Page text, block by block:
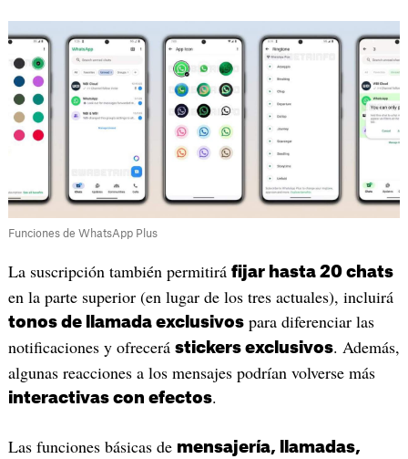
Funciones de WhatsApp Plus
La suscripción también permitirá fijar hasta 20 chats
en la parte superior (en lugar de los tres actuales), incluirá
tonos de llamada exclusivospara diferenciar las
notificaciones y ofrecerá stickers exclusivos. Además,
algunas reacciones a los mensajes podrían volverse más
interactivas con efectos.
Las funciones básicas de mensajería, llamadas,